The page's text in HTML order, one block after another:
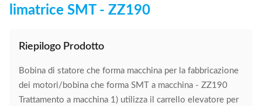
limatrice SMT - ZZ190
Riepilogo Prodotto
Bobina di statore che forma macchina per la fabbricazione
dei motori/bobina che forma SMT a macchina - ZZ190
Trattamento a macchina 1) utilizza il carrello elevatore per